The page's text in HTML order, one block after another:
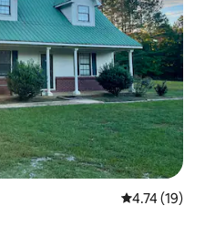
Calificación
4.74 (19)